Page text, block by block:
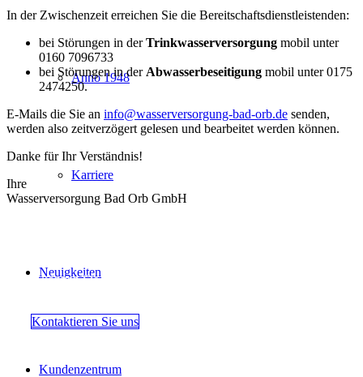
Anno 1948
Karriere
Neuigkeiten
Kundenzentrum
In der Zwischenzeit erreichen Sie die Bereitschaftsdienstleistenden:
bei Störungen in derTrinkwasserversorgung mobil unter
0160 7096733
bei Störungen in der Abwasserbeseitigung mobil unter 0175
2474250.
E-Mails die Sie an info@wasserversorgung-bad-orb.de senden,
werden also zeitverzögert gelesen und bearbeitet werden können.
Danke für Ihr Verständnis!
Ihre
Wasserversorgung Bad Orb GmbH
Gern können Sie uns eine Störung mit hier aufgeführtem Formular
Kontaktieren Sie uns